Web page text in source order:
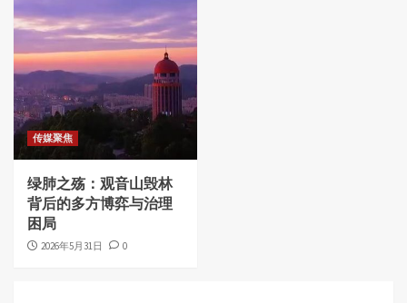
传媒聚焦
绿肺之殇：观音山毁林
背后的多方博弈与治理
困局
2026年5月31日 0